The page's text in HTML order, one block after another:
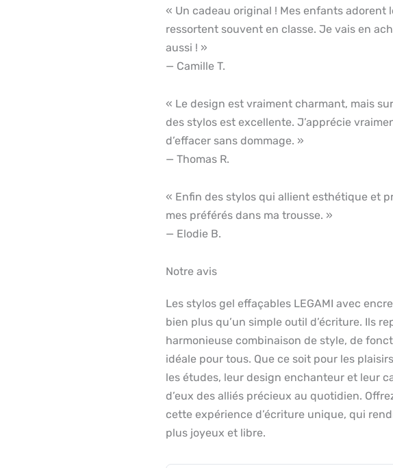
« Un cadeau original ! Mes enfants adorent
ressortent souvent en classe. Je vais en
aussi ! »
— Camille T.
« Le design est vraiment charmant, mais
des stylos est excellente. J’apprécie
d’effacer sans dommage. »
— Thomas R.
« Enfin des stylos qui allient esthétique et
mes préférés dans ma trousse. »
— Elodie B.
Notre avis
Les stylos gel effaçables LEGAMI avec
bien plus qu’un simple outil d’écriture. Ils
harmonieuse combinaison de style, de
idéale pour tous. Que ce soit pour les
les études, leur design enchanteur et leur
d’eux des alliés précieux au quotidien.
cette expérience d’écriture unique, qui
plus joyeux et libre.